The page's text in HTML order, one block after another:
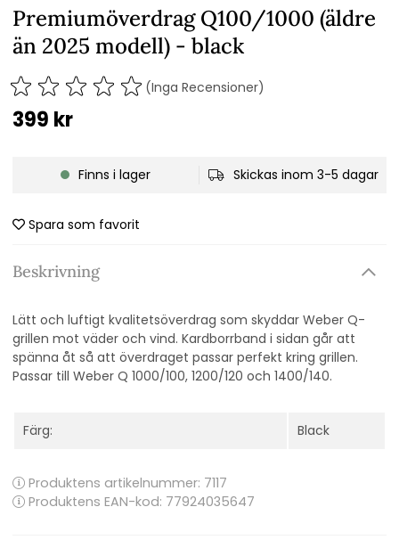
Premiumöverdrag Q100/1000 (äldre
än 2025 modell) - black
(Inga Recensioner)
399 kr
Finns i lager Skickas inom 3-5 dagar
Spara som favorit
Beskrivning
Lätt och luftigt kvalitetsöverdrag som skyddar Weber Q-
grillen mot väder och vind. Kardborrband i sidan går att
spänna åt så att överdraget passar perfekt kring grillen.
Passar till Weber Q 1000/100, 1200/120 och 1400/140.
Färg: Black
Produktens artikelnummer: 7117
Produktens EAN-kod: 77924035647